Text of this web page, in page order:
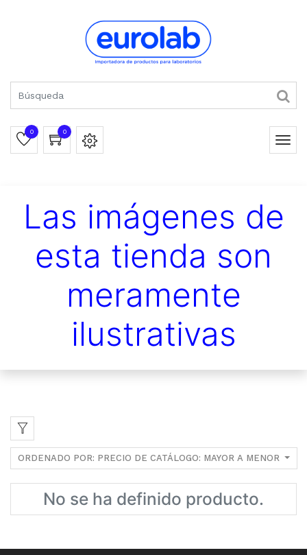
0 0
Las imágenes de
esta tienda son
meramente
ilustrativas
ORDENADO POR: PRECIO DE CATÁLOGO: MAYOR A MENOR
No se ha definido producto.